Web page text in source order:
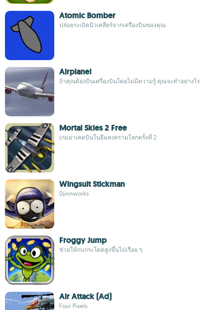
Atomic Bomber
ปล่อยระเบิดนิวเคลียร์จากเครื่องบินของคุณ
Airplane!
ถ้าคุณต้องบินเครื่องบินโดยไม่มีความรู้ คุณจะทำอย่างไร
Mortal Skies 2 Free
เกมอาเคดบินในธีมสงครามโลกครั้งที่ 2
Wingsuit Stickman
Djinnworks
Froggy Jump
ช่วยให้กบกระโดดสูงขึ้นไปเรื่อย ๆ
Air Attack (Ad)
Four Pixels